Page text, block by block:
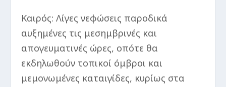
Καιρός: Λίγες νεφώσεις παροδικά
αυξημένες τις μεσημβρινές και
απογευματινές ώρες, οπότε θα
εκδηλωθούν τοπικοί όμβροι και
μεμονωμένες καταιγίδες, κυρίως στα